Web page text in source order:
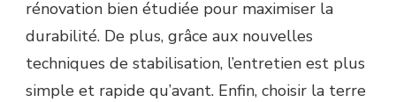
rénovation bien étudiée pour maximiser la
durabilité. De plus, grâce aux nouvelles
techniques de stabilisation, l’entretien est plus
simple et rapide qu’avant. Enfin, choisir la terre